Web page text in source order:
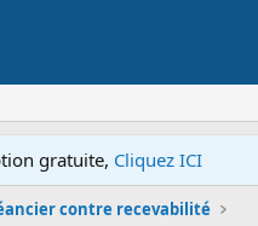
gratuite, Cliquez ICI
contre recevabilité